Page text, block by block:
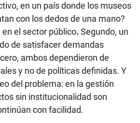
en un país donde los museos
con los dedos de una mano?
el sector público. Segundo, un
de satisfacer demandas
ambos dependieron de
y no de políticas definidas. Y
del problema: en la gestión
sin institucionalidad son
con facilidad.